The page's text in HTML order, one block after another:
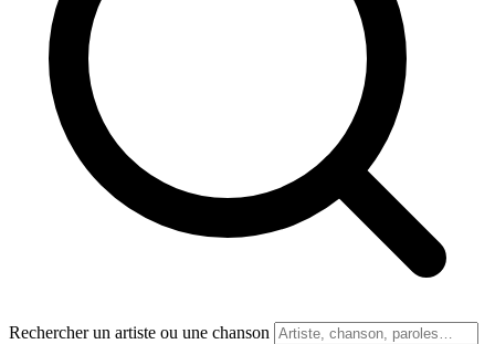
Rechercher un artiste ou une chanson